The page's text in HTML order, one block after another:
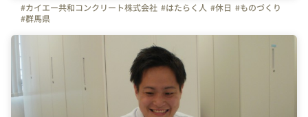
#カイエー共和コンクリート株式会社 #はたらく人 #休日 #ものづくり
#群馬県